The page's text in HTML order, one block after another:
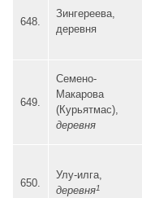
648.
Зингереева,
деревня
649.
Семено-
Макарова
(Курьятмас),
деревня
650.
Улу-илга,
деревня1